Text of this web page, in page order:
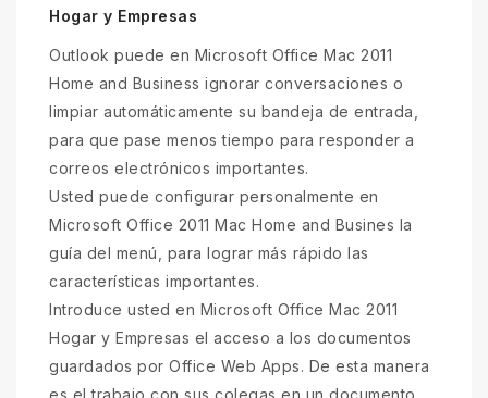
Hogar y Empresas
Outlook puede en Microsoft Office Mac 2011
Home and Business ignorar conversaciones o
limpiar automáticamente su bandeja de entrada,
para que pase menos tiempo para responder a
correos electrónicos importantes.
Usted puede configurar personalmente en
Microsoft Office 2011 Mac Home and Busines la
guía del menú, para lograr más rápido las
características importantes.
Introduce usted en Microsoft Office Mac 2011
Hogar y Empresas el acceso a los documentos
guardados por Office Web Apps. De esta manera
es el trabajo con sus colegas en un documento